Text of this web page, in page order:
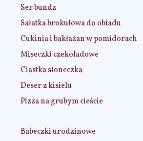
Ser bundz
Sałatka brokułowa do obiadu
Cukinia i bakłażan w pomidorach
Miseczki czekoladowe
Ciastka słoneczka
Deser z kisielu
Pizza na grubym cieście
Babeczki urodzinowe